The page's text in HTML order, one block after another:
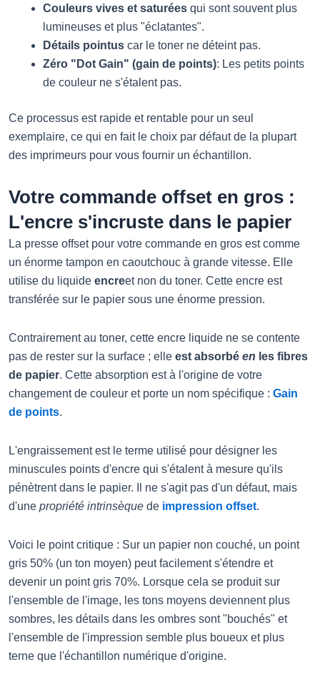
Couleurs vives et saturées qui sont souvent plus
lumineuses et plus "éclatantes".
Détails pointus car le toner ne déteint pas.
Zéro "Dot Gain" (gain de points): Les petits points
de couleur ne s'étalent pas.
Ce processus est rapide et rentable pour un seul
exemplaire, ce qui en fait le choix par défaut de la plupart
des imprimeurs pour vous fournir un échantillon.
Votre commande offset en gros :
L'encre s'incruste dans le papier
La presse offset pour votre commande en gros est comme
un énorme tampon en caoutchouc à grande vitesse. Elle
utilise du liquide encreet non du toner. Cette encre est
transférée sur le papier sous une énorme pression.
Contrairement au toner, cette encre liquide ne se contente
pas de rester sur la surface ; elle est absorbé en les fibres
de papier. Cette absorption est à l'origine de votre
changement de couleur et porte un nom spécifique : Gain
de points.
L'engraissement est le terme utilisé pour désigner les
minuscules points d'encre qui s'étalent à mesure qu'ils
pénètrent dans le papier. Il ne s'agit pas d'un défaut, mais
d'une propriété intrinsèque de impression offset.
Voici le point critique : Sur un papier non couché, un point
gris 50% (un ton moyen) peut facilement s'étendre et
devenir un point gris 70%. Lorsque cela se produit sur
l'ensemble de l'image, les tons moyens deviennent plus
sombres, les détails dans les ombres sont "bouchés" et
l'ensemble de l'impression semble plus boueux et plus
terne que l'échantillon numérique d'origine.